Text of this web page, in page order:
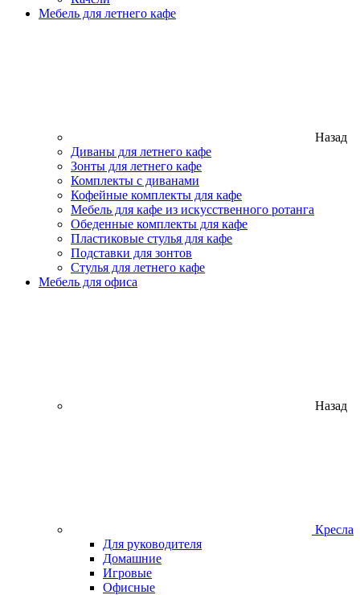
Мебель для летнего кафе
Назад
Диваны для летнего кафе
Зонты для летнего кафе
Комплекты с диванами
Кофейные комплекты для кафе
Мебель для кафе из искусственного ротанга
Обеденные комплекты для кафе
Пластиковые стулья для кафе
Подставки для зонтов
Стулья для летнего кафе
Мебель для офиса
Назад
Кресла
Для руководителя
Домашние
Игровые
Офисные